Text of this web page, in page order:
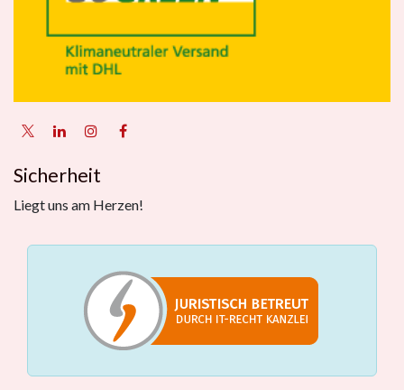
Sicherheit
Liegt uns am Herzen!